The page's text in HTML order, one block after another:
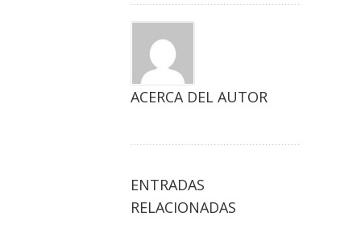
ACERCA DEL AUTOR
ENTRADAS
RELACIONADAS